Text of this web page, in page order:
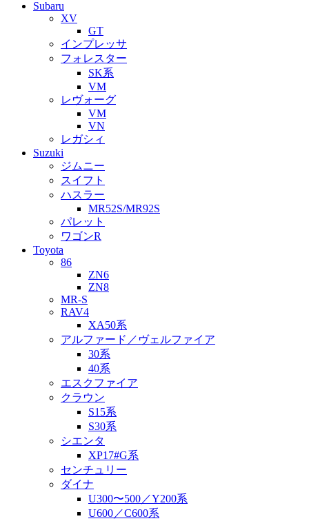
Subaru
XV
GT
インプレッサ
フォレスター
SK系
VM
レヴォーグ
VM
VN
レガシィ
Suzuki
ジムニー
スイフト
ハスラー
MR52S/MR92S
パレット
ワゴンR
Toyota
86
ZN6
ZN8
MR-S
RAV4
XA50系
アルファード／ヴェルファイア
30系
40系
エスクファイア
クラウン
S15系
S30系
シエンタ
XP17#G系
センチュリー
ダイナ
U300〜500／Y200系
U600／C600系